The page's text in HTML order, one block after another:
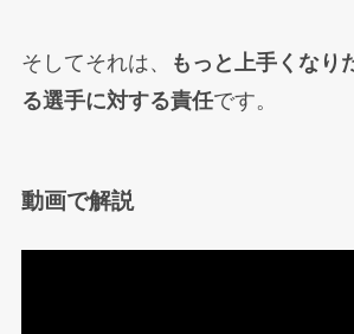
そしてそれは、
もっと上手くなり
る選手に対する責任です。
動画で解説